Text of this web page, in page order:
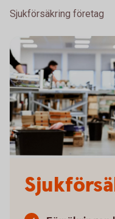
Sjukförsäkring företag